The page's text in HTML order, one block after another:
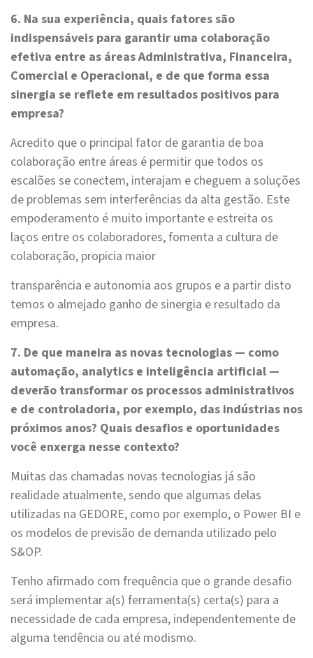
6. Na sua experiência, quais fatores são
indispensáveis para garantir uma colaboração
efetiva entre as áreas Administrativa, Financeira,
Comercial e Operacional, e de que forma essa
sinergia se reflete em resultados positivos para
empresa?
Acredito que o principal fator de garantia de boa
colaboração entre áreas é permitir que todos os
escalões se conectem, interajam e cheguem a soluções
de problemas sem interferências da alta gestão. Este
empoderamento é muito importante e estreita os
laços entre os colaboradores, fomenta a cultura de
colaboração, propicia maior
transparência e autonomia aos grupos e a partir disto
temos o almejado ganho de sinergia e resultado da
empresa.
7. De que maneira as novas tecnologias — como
automação, analytics e inteligência artificial —
deverão transformar os processos administrativos
e de controladoria, por exemplo, das indústrias nos
próximos anos? Quais desafios e oportunidades
você enxerga nesse contexto?
Muitas das chamadas novas tecnologias já são
realidade atualmente, sendo que algumas delas
utilizadas na GEDORE, como por exemplo, o Power BI e
os modelos de previsão de demanda utilizado pelo
S&OP.
Tenho afirmado com frequência que o grande desafio
será implementar a(s) ferramenta(s) certa(s) para a
necessidade de cada empresa, independentemente de
alguma tendência ou até modismo.